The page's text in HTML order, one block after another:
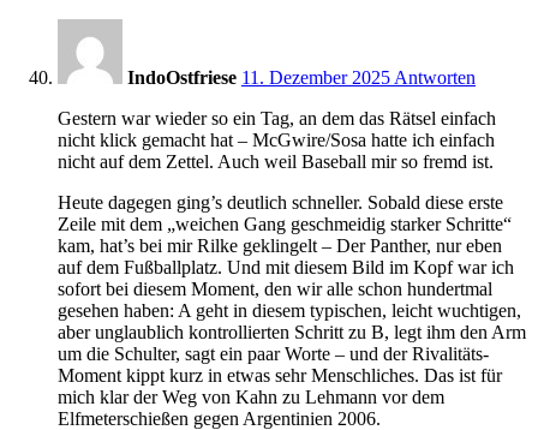
IndoOstfriese 11. Dezember 2025 Antworten
Gestern war wieder so ein Tag, an dem das Rätsel einfach
nicht klick gemacht hat – McGwire/Sosa hatte ich einfach
nicht auf dem Zettel. Auch weil Baseball mir so fremd ist.
Heute dagegen ging’s deutlich schneller. Sobald diese erste
Zeile mit dem „weichen Gang geschmeidig starker Schritte“
kam, hat’s bei mir Rilke geklingelt – Der Panther, nur eben
auf dem Fußballplatz. Und mit diesem Bild im Kopf war ich
sofort bei diesem Moment, den wir alle schon hundertmal
gesehen haben: A geht in diesem typischen, leicht wuchtigen,
aber unglaublich kontrollierten Schritt zu B, legt ihm den Arm
um die Schulter, sagt ein paar Worte – und der Rivalitäts-
Moment kippt kurz in etwas sehr Menschliches. Das ist für
mich klar der Weg von Kahn zu Lehmann vor dem
Elfmeterschießen gegen Argentinien 2006.